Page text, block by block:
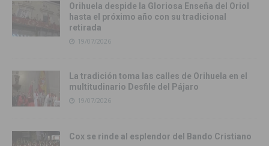
Orihuela despide la Gloriosa Enseña del Oriol
hasta el próximo año con su tradicional
retirada
19/07/2026
La tradición toma las calles de Orihuela en el
multitudinario Desfile del Pájaro
19/07/2026
Cox se rinde al esplendor del Bando Cristiano